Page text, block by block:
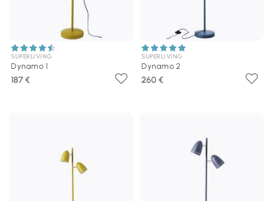
SUPERLIVING
Dynamo 1
187 €
SUPERLIVING
Dynamo 2
260 €